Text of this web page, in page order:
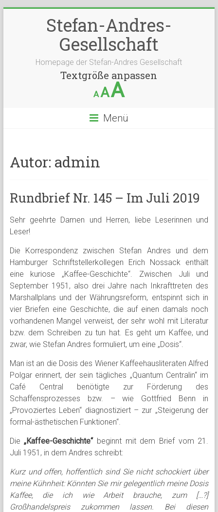
Stefan-Andres-
Gesellschaft
Homepage der Stefan-Andres Gesellschaft
Textgröße anpassen
AAA
Menü
Autor: admin
Rundbrief Nr. 145 – Im Juli 2019
Sehr geehrte Damen und Herren, liebe Leserinnen und
Leser!
Die Korrespondenz zwischen Stefan Andres und dem
Hamburger Schriftstellerkollegen Erich Nossack enthält
eine kuriose „Kaffee-Geschichte“. Zwischen Juli und
September 1951, also drei Jahre nach Inkrafttreten des
Marshallplans und der Währungsreform, entspinnt sich in
vier Briefen eine Geschichte, die auf einen damals noch
vorhandenen Mangel verweist, der sehr wohl mit Literatur
bzw. dem Schreiben zu tun hat. Es geht um Kaffee, und
zwar, wie Stefan Andres formuliert, um eine „Dosis“.
Man ist an die Dosis des Wiener Kaffeehausliteraten Alfred
Polgar erinnert, der sein tägliches „Quantum Centralin“ im
Café Central benötigte zur Förderung des
Schaffensprozesses bzw. – wie Gottfried Benn in
„Provoziertes Leben“ diagnostiziert – zur „Steigerung der
formal-ästhetischen Funktionen“.
Die„Kaffee-Geschichte“beginnt mit dem Brief vom 21.
Juli 1951, in dem Andres schreibt:
Kurz und offen, hoffentlich sind Sie nicht schockiert über
meine Kühnheit: Könnten Sie mir gelegentlich meine Dosis
Kaffee, die ich wie Arbeit brauche, zum […?]
Großhandelspreis zukommen lassen. Bei diesen